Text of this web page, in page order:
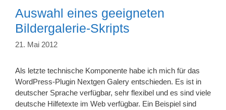
Auswahl eines geeigneten
Bildergalerie-Skripts
21. Mai 2012
Als letzte technische Komponente habe ich mich für das
WordPress-Plugin Nextgen Galery entschieden. Es ist in
deutscher Sprache verfügbar, sehr flexibel und es sind viele
deutsche Hilfetexte im Web verfügbar. Ein Beispiel sind